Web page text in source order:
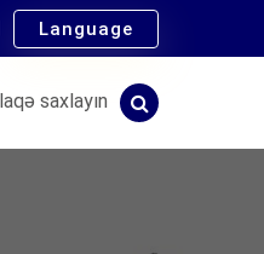
Language
saxlayın